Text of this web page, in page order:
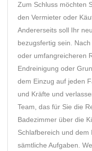
Zum Schluss möchten
den Vermieter oder
Andererseits soll Ihr
bezugsfertig sein.
oder umfangreicheren
Endreinigung oder
dem Einzug auf jeden
und Kräfte und
Team, das für Sie die
Badezimmer über die
Schlafbereich und
sämtliche Aufgaben.